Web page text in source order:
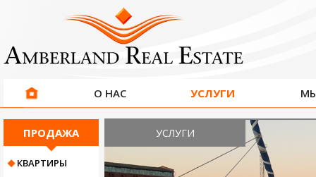
О НАС УСЛУГИ
ПРОДАЖА
КВАРТИРЫ
УСЛУГИ